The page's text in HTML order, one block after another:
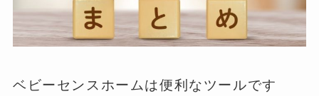
ベビーセンスホームは便利なツールです